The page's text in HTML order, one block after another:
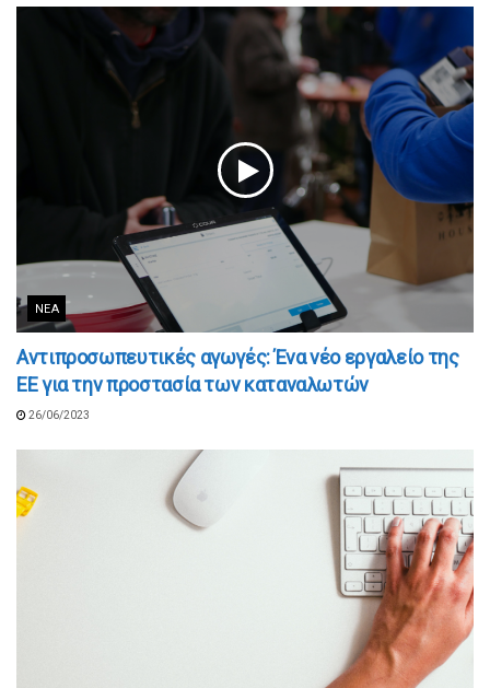
ΝΈΑ
Αντιπροσωπευτικές αγωγές: Ένα νέο εργαλείο της
ΕΕ για την προστασία των καταναλωτών
26/06/2023